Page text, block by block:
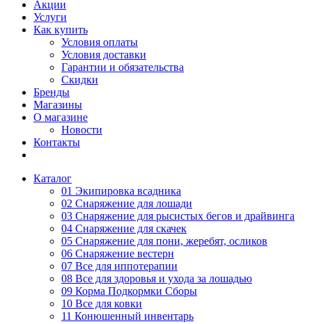
Акции
Услуги
Как купить
Условия оплаты
Условия доставки
Гарантии и обязательства
Скидки
Бренды
Магазины
О магазине
Новости
Контакты
Каталог
01 Экипировка всадника
02 Снаряжение для лошади
03 Снаряжение для рысистых бегов и драйвинга
04 Снаряжение для скачек
05 Снаряжение для пони, жеребят, осликов
06 Снаряжение вестерн
07 Все для иппотерапии
08 Все для здоровья и ухода за лошадью
09 Корма Подкормки Сборы
10 Все для ковки
11 Конюшенный инвентарь